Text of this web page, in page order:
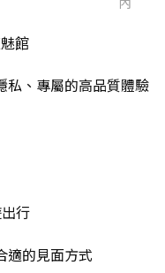
館
私、專屬的高品質體驗
行
適的見面方式